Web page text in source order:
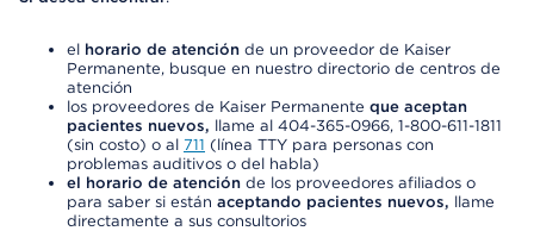
el horario de atención de un proveedor de Kaiser
Permanente, busque en nuestro directorio de centros de
atención
los proveedores de Kaiser Permanente que aceptan
pacientes nuevos, llame al 404-365-0966, 1-800-611-1811
(sin costo) o al 711 (línea TTY para personas con
problemas auditivos o del habla)
el horario de atención de los proveedores afiliados o
para saber si están aceptando pacientes nuevos, llame
directamente a sus consultorios